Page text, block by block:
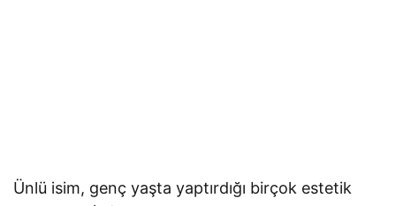
Ünlü isim, genç yaşta yaptırdığı birçok estetik